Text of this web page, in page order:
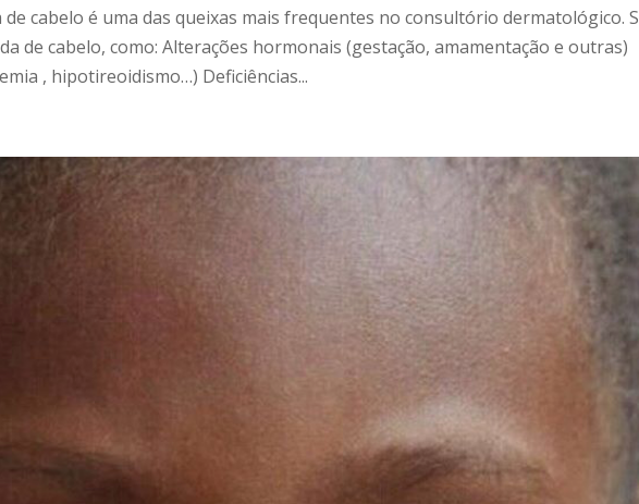
de cabelo é uma das queixas mais frequentes no consultório dermatológico.
de cabelo, como: Alterações hormonais (gestação, amamentação e outras)
, hipotireoidismo…) Deficiências...